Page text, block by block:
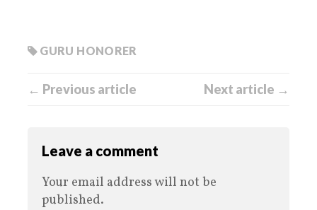
GURU HONORER
← Previous article Next article →
Leave a comment
Your email address will not be
published.